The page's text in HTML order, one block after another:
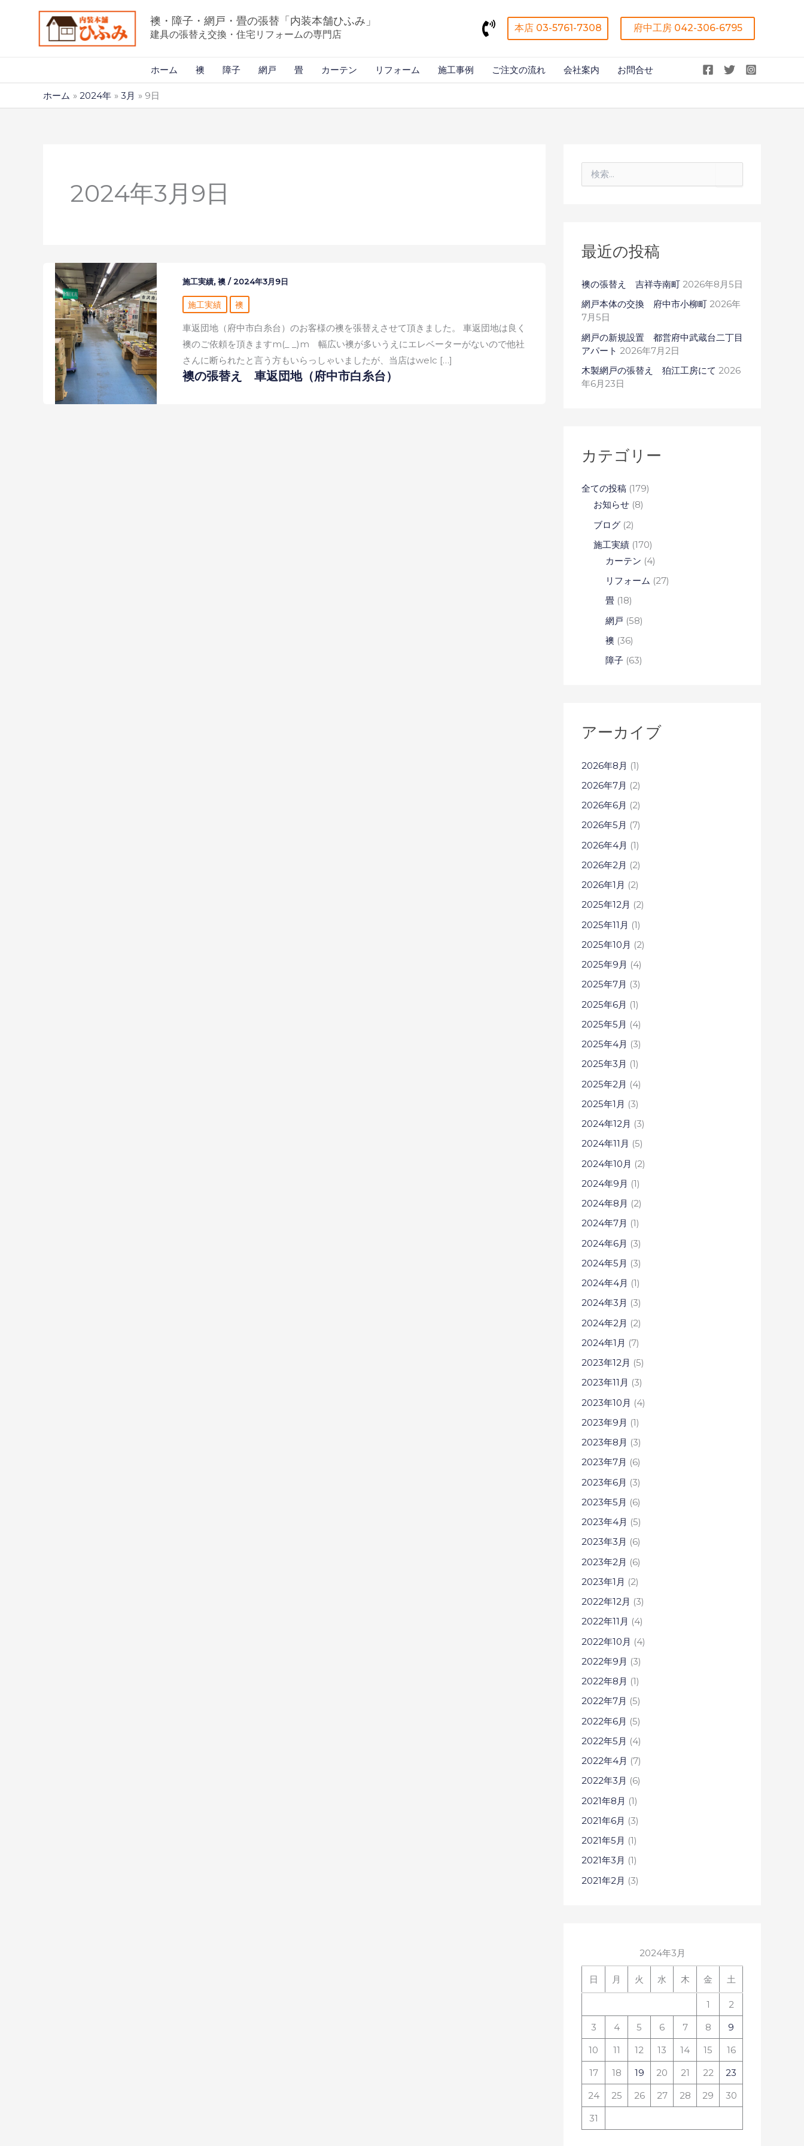
襖・障子・網戸・畳の張替「内装本舗ひふみ」
建具の張替え交換・住宅リフォームの専門店
本店 03-5761-7308 府中工房 042-306-6795
ホーム 襖 障子 網戸 畳 カーテン リフォーム 施工事例 ご注文の流れ 会社案内 お問合せ
ホーム 2024年 3月 9日
2024年3月9日
施工実績,襖/ 2024年3月9日
施工実績 襖
車返団地（府中市白糸台）のお客様の襖を張替えさせて頂きました。 車返団地は良く
襖のご依頼を頂きますm(_ _)m 幅広い襖が多いうえにエレベーターがないので他社
さんに断られたと言う方もいらっしゃいましたが、当店はwelc […]
襖の張替え 車返団地（府中市白糸台）
索
最近の投稿
襖の張替え 吉祥寺南町 2026年8月5日
網戸本体の交換 府中市小柳町 2026年
7月5日
網戸の新規設置 都営府中武蔵台二丁目
アパート 2026年7月2日
木製網戸の張替え 狛江工房にて 2026
年6月23日
カテゴリー
全ての投稿 (179)
お知らせ (8)
ブログ (2)
施工実績 (170)
カーテン (4)
リフォーム (27)
畳 (18)
網戸 (58)
襖 (36)
障子 (63)
アーカイブ
2026年8月 (1)
2026年7月 (2)
2026年6月 (2)
2026年5月 (7)
2026年4月 (1)
2026年2月 (2)
2026年1月 (2)
2025年12月 (2)
2025年11月 (1)
2025年10月 (2)
2025年9月 (4)
2025年7月 (3)
2025年6月 (1)
2025年5月 (4)
2025年4月 (3)
2025年3月 (1)
2025年2月 (4)
2025年1月 (3)
2024年12月 (3)
2024年11月 (5)
2024年10月 (2)
2024年9月 (1)
2024年8月 (2)
2024年7月 (1)
2024年6月 (3)
2024年5月 (3)
2024年4月 (1)
2024年3月 (3)
2024年2月 (2)
2024年1月 (7)
2023年12月 (5)
2023年11月 (3)
2023年10月 (4)
2023年9月 (1)
2023年8月 (3)
2023年7月 (6)
2023年6月 (3)
2023年5月 (6)
2023年4月 (5)
2023年3月 (6)
2023年2月 (6)
2023年1月 (2)
2022年12月 (3)
2022年11月 (4)
2022年10月 (4)
2022年9月 (3)
2022年8月 (1)
2022年7月 (5)
2022年6月 (5)
2022年5月 (4)
2022年4月 (7)
2022年3月 (6)
2021年8月 (1)
2021年6月 (3)
2021年5月 (1)
2021年3月 (1)
2021年2月 (3)
2024年3月
日 月 火 水 木 金 土
1
2
3
4 5 6 7 8
9
10
11 12 13 14 15
16
17
18 19 20 21 22
23
24
25 26 27 28 29
30
31